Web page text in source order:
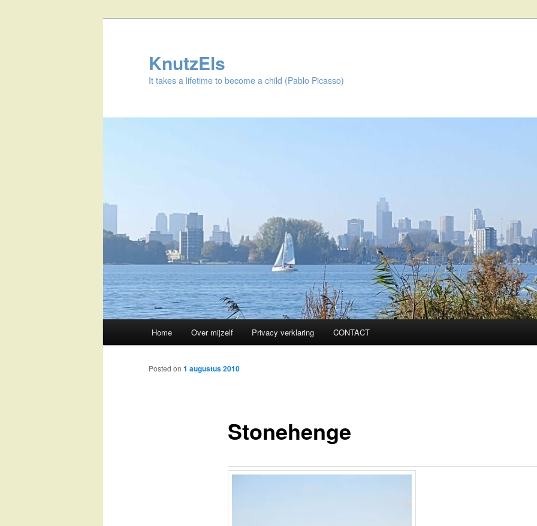
KnutzEls
It takes a lifetime to become a child (Pablo Picasso)
Skip
to
Home Over mijzelf Privacy verklaring CONTACT
Stonehenge
Posted on 1 augustus 2010